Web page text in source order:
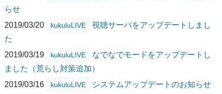
らせ
2019/03/20
kukuluLIVE
視聴サーバをアップデートしまし
た
2019/03/19
kukuluLIVE
なでなでモードをアップデートし
ました（荒らし対策追加）
2019/03/16
kukuluLIVE システムアップデートのお知らせ